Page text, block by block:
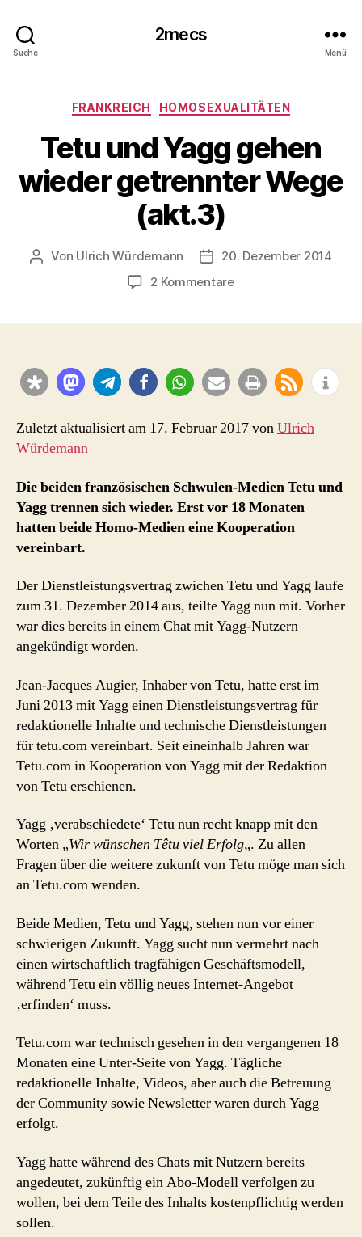
Suche
2mecs
Menü
Kategorien
FRANKREICH HOMOSEXUALITÄTEN
Tetu und Yagg gehen
wieder getrennter Wege
(akt.3)
Beitragsautor
Von Ulrich Würdemann Beitragsdatum
20. Dezember 2014
2 Kommentarezu
wieder
getrennter
(akt.3)
Zuletzt aktualisiert am 17. Februar 2017 vonUlrich
Würdemann
Die beiden französischen Schwulen-Medien Tetu und
Yagg trennen sich wieder. Erst vor 18 Monaten
hatten beide Homo-Medien eine Kooperation
vereinbart.
Der Dienstleistungsvertrag zwichen Tetu und Yagg laufe
zum 31. Dezember 2014 aus, teilte Yagg nun mit. Vorher
war dies bereits in einem Chat mit Yagg-Nutzern
angekündigt worden.
Jean-Jacques Augier, Inhaber von Tetu, hatte erst im
Juni 2013 mit Yagg einen Dienstleistungsvertrag für
redaktionelle Inhalte und technische Dienstleistungen
für tetu.com vereinbart. Seit eineinhalb Jahren war
Tetu.com in Kooperation von Yagg mit der Redaktion
von Tetu erschienen.
Yagg ‚verabschiedete‘ Tetu nun recht knapp mit den
Worten „Wir wünschen Têtu viel Erfolg„. Zu allen
Fragen über die weitere zukunft von Tetu möge man sich
an Tetu.com wenden.
Beide Medien, Tetu und Yagg, stehen nun vor einer
schwierigen Zukunft. Yagg sucht nun vermehrt nach
einen wirtschaftlich tragfähigen Geschäftsmodell,
während Tetu ein völlig neues Internet-Angebot
‚erfinden‘ muss.
Tetu.com war technisch gesehen in den vergangenen 18
Monaten eine Unter-Seite von Yagg. Tägliche
redaktionelle Inhalte, Videos, aber auch die Betreuung
der Community sowie Newsletter waren durch Yagg
erfolgt.
Yagg hatte während des Chats mit Nutzern bereits
angedeutet, zukünftig ein Abo-Modell verfolgen zu
wollen, bei dem Teile des Inhalts kostenpflichtig werden
sollen.